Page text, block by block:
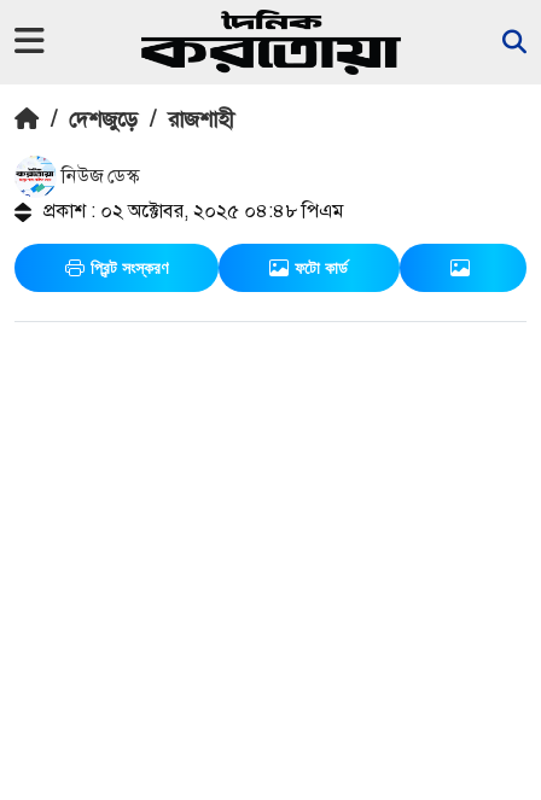
/ দেশজুড়ে / রাজশাহী
নিউজ ডেস্ক
প্রকাশ : ০২ অক্টোবর, ২০২৫ ০৪:৪৮ পিএম
প্রিন্ট সংস্করণ ফটো কার্ড